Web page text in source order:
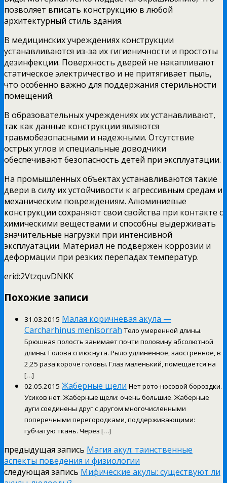
позволяет вписать конструкцию в любой
архитектурный стиль здания.
В медицинских учреждениях конструкции
устанавливаются из-за их гигиеничности и простоты
дезинфекции. Поверхность дверей не накапливают
статическое электричество и не притягивает пыль,
что особенно важно для поддержания стерильности
помещений.
В образовательных учреждениях их устанавливают,
так как данные конструкции являются
травмобезопасными и надежными. Отсутствие
острых углов и специальные доводчики
обеспечивают безопасность детей при эксплуатации.
На промышленных объектах устанавливаются такие
двери в силу их устойчивости к агрессивным средам и
механическим повреждениям. Алюминиевые
конструкции сохраняют свои свойства при контакте с
химическими веществами и способны выдерживать
значительные нагрузки при интенсивной
эксплуатации. Материал не подвержен коррозии и
деформации при резких перепадах температур.
erid:2VtzquvDNKK
Похожие записи
31.03.2015 Малая коричневая акула —
Carcharhinus menisorrah Тело умеренной длины.
Брюшная полость занимает почти половину абсолютной
длины. Голова сплюснута. Рыло удлиненное, заостренное, в
2,25 раза короче головы. Глаз маленький, помещается на
[…]
02.05.2015 Жаберные щели Нет рото-носовой бороздки.
Усиков нет. Жаберные щели: очень большие. Жаберные
дуги соединены друг с другом многочисленными
поперечными перегородками, поддерживающими:
губчатую ткань. Через […]
предыдущая запись Магия акул: таинственные
аспекты поведения и физиологии
следующая запись Мифические акулы: существуют ли